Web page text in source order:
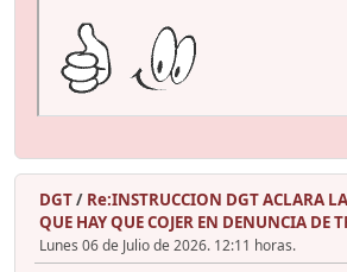
DGT/ Re:INSTRUCCION DGT ACLARA
QUE HAY QUE COJER EN DENUNCIA DE
Lunes 06 de Julio de 2026. 12:11 horas.